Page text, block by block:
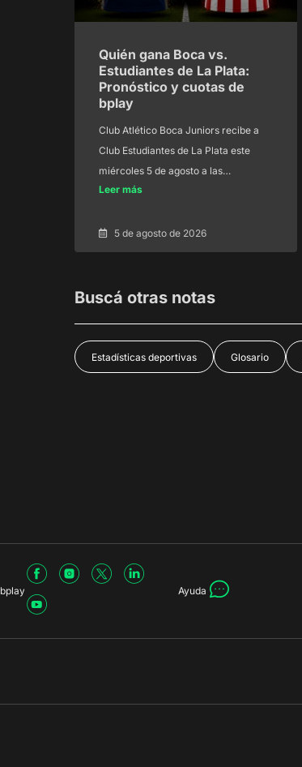
Quién gana Boca vs.
Estudiantes de La Plata:
Pronóstico y cuotas de
bplay
Club Atlético Boca Juniors recibe a
Club Estudiantes de La Plata este
miércoles 5 de agosto a las…
Leer más
5 de agosto de 2026
Buscá otras notas
Estadísticas deportivas Glosario
bplay Ayuda